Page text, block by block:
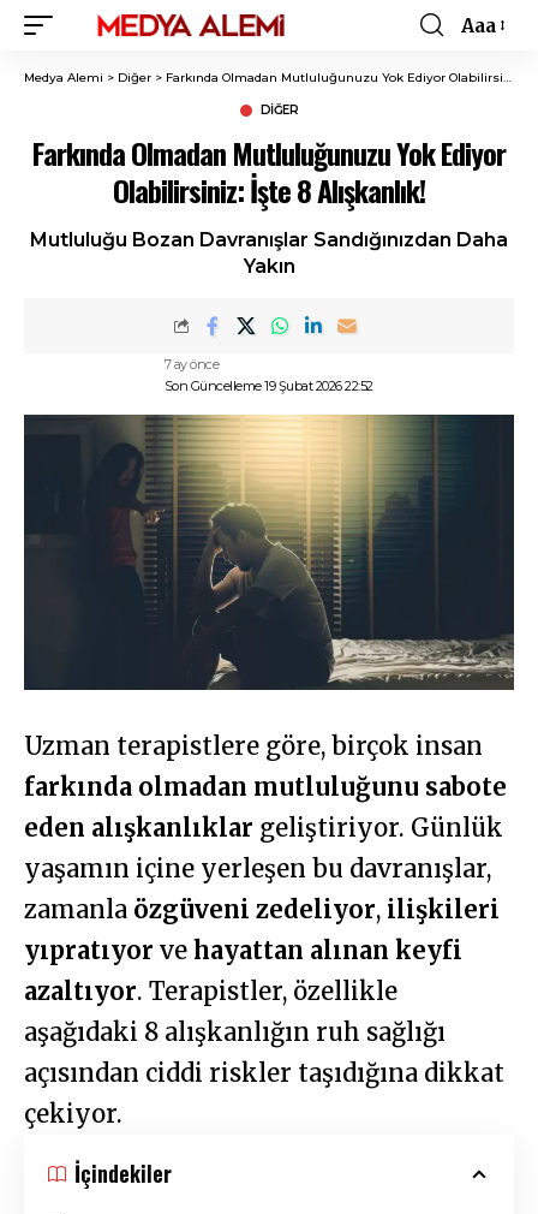
Font
Resizer
Aaa
Medya Alemi > Diğer > Farkında Olmadan Mutluluğunuzu Yok Ediyor Olabilirsiniz: İşte 8 Alışkanlık!
DIĞER
Farkında Olmadan Mutluluğunuzu Yok Ediyor
Olabilirsiniz: İşte 8 Alışkanlık!
Mutluluğu Bozan Davranışlar Sandığınızdan Daha
Yakın
Son Güncelleme 19 Şubat 2026 22:52
7 ay önce
Uzman terapistlere göre, birçok insan
farkında olmadan mutluluğunu sabote
eden alışkanlıklar geliştiriyor. Günlük
yaşamın içine yerleşen bu davranışlar,
zamanla özgüveni zedeliyor, ilişkileri
yıpratıyor ve hayattan alınan keyfi
azaltıyor. Terapistler, özellikle
aşağıdaki 8 alışkanlığın ruh sağlığı
açısından ciddi riskler taşıdığına dikkat
çekiyor.
İçindekiler